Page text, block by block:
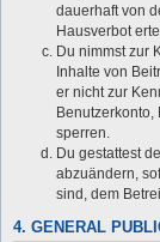
dauerhaft von
Hausverbot
Du nimmst zur
Inhalte von
er nicht zur
Benutzerkonto,
sperren.
Du gestattest
abzuändern,
sind, dem
4. GENERAL